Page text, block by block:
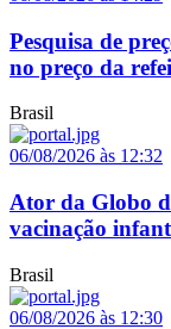
Pesquisa de
no preço da
Brasil
06/08/2026 às 12:32
Ator da Globo
vacinação
Brasil
06/08/2026 às 12:30